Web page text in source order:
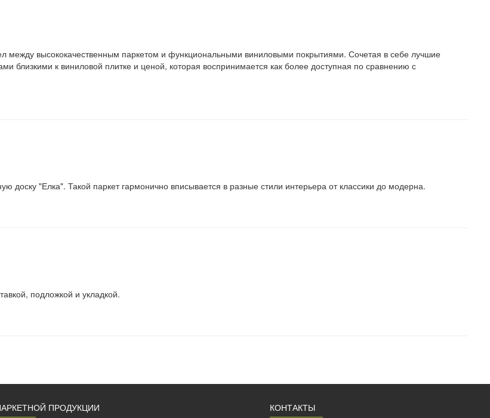
между высококачественным паркетом и функциональными виниловыми покрытиями. Сочетая в себе лучшие
близкими к виниловой плитке и ценой, которая воспринимается как более доступная по сравнению с
доску "Елка". Такой паркет гармонично вписывается в разные стили интерьера от классики до модерна.
подложкой и укладкой.
ПРОДУКЦИИ КОНТАКТЫ